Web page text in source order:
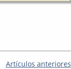
Artículos anteriores